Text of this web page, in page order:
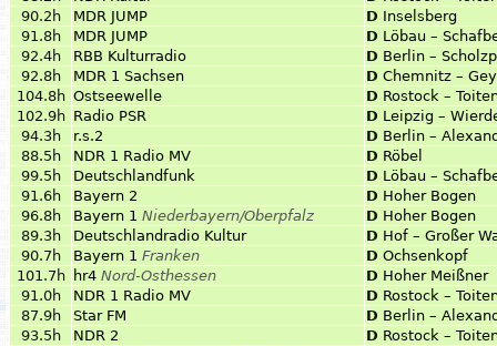
90.2h
MDR JUMP D Inselsberg
91.8h
MDR JUMP D Löbau –
92.4h
RBB Kulturradio D Berlin –
92.8h
MDR 1 Sachsen D Chemnitz –
104.8h Ostseewelle D Rostock –
102.9h Radio PSR D Leipzig –
94.3h
r.s.2 D Berlin –
88.5h
NDR 1 Radio MV D Röbel
99.5h
Deutschlandfunk D Löbau –
91.6h
Bayern 2 D Hoher Bogen
96.8h
Bayern 1 Niederbayern/Oberpfalz D Hoher Bogen
89.3h
Deutschlandradio Kultur D Hof – Großer
90.7h
Bayern 1 Franken D Ochsenkopf
101.7h
hr4 Nord-Osthessen D Hoher Meißner
91.0h
NDR 1 Radio MV D Rostock –
87.9h
Star FM D Berlin –
93.5h
NDR 2 D Rostock –